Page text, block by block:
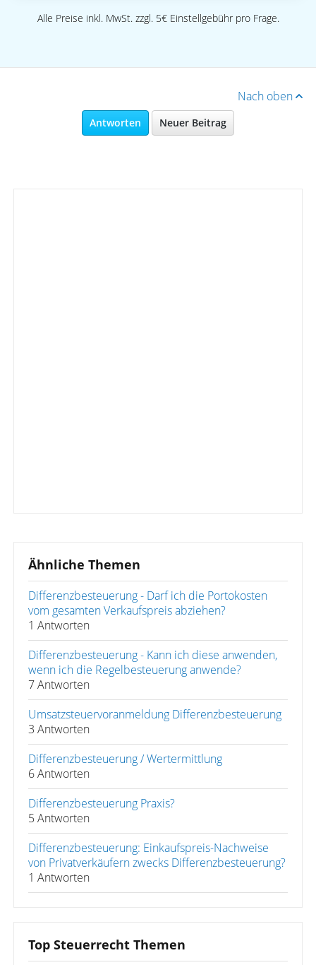
Alle Preise inkl. MwSt. zzgl. 5€ Einstellgebühr pro Frage.
Nach oben
Antworten Neuer Beitrag
Ähnliche Themen
Differenzbesteuerung - Darf ich die Portokosten
vom gesamten Verkaufspreis abziehen?
1 Antworten
Differenzbesteuerung - Kann ich diese anwenden,
wenn ich die Regelbesteuerung anwende?
7 Antworten
Umsatzsteuervoranmeldung Differenzbesteuerung
3 Antworten
Differenzbesteuerung / Wertermittlung
6 Antworten
Differenzbesteuerung Praxis?
5 Antworten
Differenzbesteuerung: Einkaufspreis-Nachweise
von Privatverkäufern zwecks Differenzbesteuerung?
1 Antworten
Top Steuerrecht Themen